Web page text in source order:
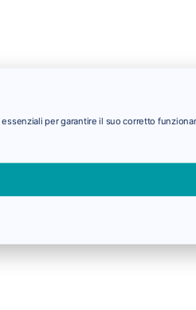
per garantire il suo corretto